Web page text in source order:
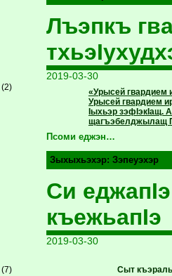
(2)
(7)
Лъэпкъ
2019-03-30
«Урысей гвардием
Урысей гвардием
Iыхьэр зэфIэкIащ.
щагъэбелджылащ
Псоми еджэн…
Зыхыхьэхэр: Зэпеуэхэр
Си
къежьапIэ
2019-03-30
Сыт